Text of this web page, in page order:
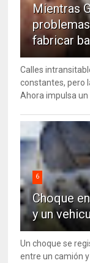
Mientras
fabricar
Calles
constantes, pero
Ahora impulsa un
6
Choque
y un
Un choque se
entre un camión